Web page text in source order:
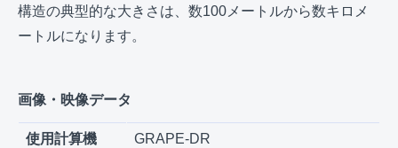
構造の典型的な大きさは、数100メートルから数キロメ
ートルになります。
画像・映像データ
使用計算機 GRAPE-DR